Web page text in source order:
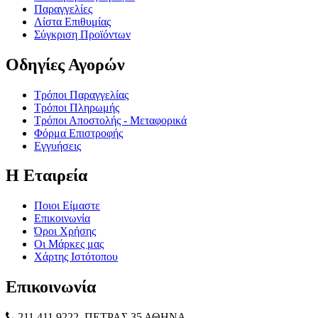
Παραγγελίες
Λίστα Επιθυμίας
Σύγκριση Προϊόντων
Οδηγίες Αγορών
Τρόποι Παραγγελίας
Τρόποι Πληρωμής
Τρόποι Αποστολής - Μεταφορικά
Φόρμα Επιστροφής
Εγγυήσεις
Η Εταιρεία
Ποιοι Είμαστε
Επικοινωνία
Όροι Χρήσης
Οι Μάρκες μας
Χάρτης Ιστότοπου
Επικοινωνία